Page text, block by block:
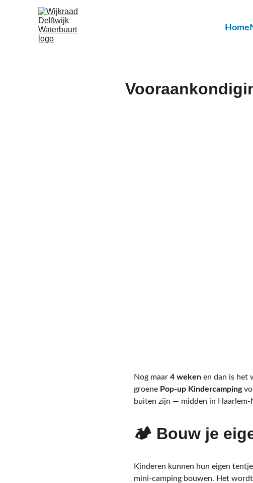
Home
Nog maar 4 weken en dan is het
groene Pop‑up Kindercamping
buiten zijn — midden in
🏕️ Bouw je
Kinderen kunnen hun eigen
mini‑camping bouwen. Het